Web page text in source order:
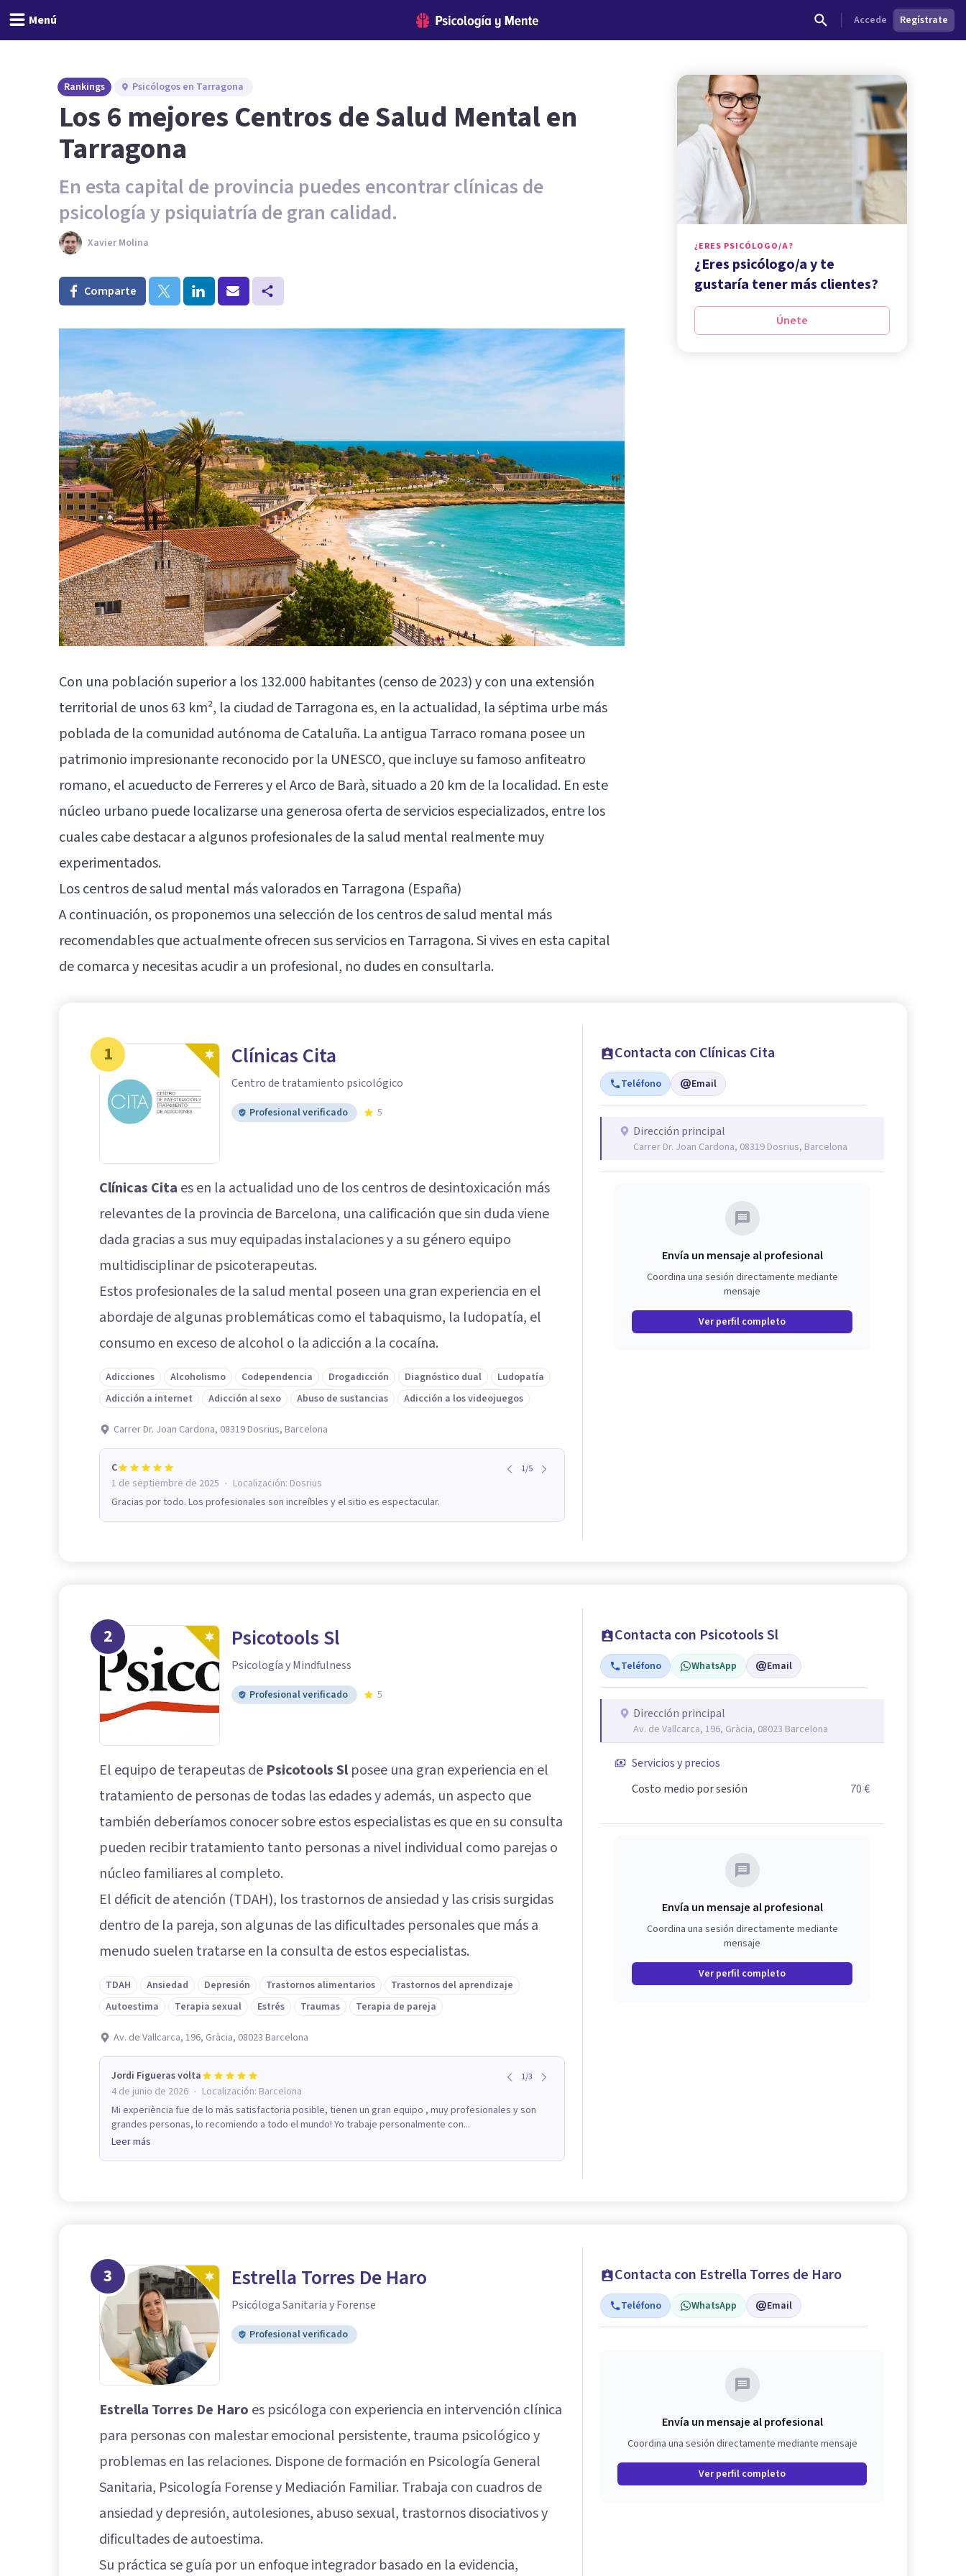
Menú Accede Regístrate
Rankings Psicólogos en Tarragona
Los 6 mejores Centros de Salud Mental en
Tarragona
En esta capital de provincia puedes encontrar clínicas de
psicología y psiquiatría de gran calidad.
Xavier Molina
Comparte
Con una población superior a los 132.000 habitantes (censo de 2023) y con una extensión
territorial de unos 63 km², la ciudad de Tarragona es, en la actualidad, la séptima urbe más
poblada de la comunidad autónoma de Cataluña. La antigua Tarraco romana posee un
patrimonio impresionante reconocido por la UNESCO, que incluye su famoso anfiteatro
romano, el acueducto de Ferreres y el Arco de Barà, situado a 20 km de la localidad. En este
núcleo urbano puede localizarse una generosa oferta de servicios especializados, entre los
cuales cabe destacar a algunos profesionales de la salud mental realmente muy
experimentados.
Los centros de salud mental más valorados en Tarragona (España)
A continuación, os proponemos una selección de los centros de salud mental más
recomendables que actualmente ofrecen sus servicios en Tarragona. Si vives en esta capital
de comarca y necesitas acudir a un profesional, no dudes en consultarla.
¿ERES PSICÓLOGO/A?
¿Eres psicólogo/a y te
gustaría tener más clientes?
Únete
1 Clínicas Cita
Centro de tratamiento psicológico
Profesional verificado 5
Clínicas Cita es en la actualidad uno de los centros de desintoxicación más
relevantes de la provincia de Barcelona, una calificación que sin duda viene
dada gracias a sus muy equipadas instalaciones y a su género equipo
multidisciplinar de psicoterapeutas.
Estos profesionales de la salud mental poseen una gran experiencia en el
abordaje de algunas problemáticas como el tabaquismo, la ludopatía, el
consumo en exceso de alcohol o la adicción a la cocaína.
Adicciones Alcoholismo Codependencia Drogadicción Diagnóstico dual
Ludopatía
Adicción a internet
Adicción al sexo Abuso de sustancias Adicción a los videojuegos
Carrer Dr. Joan Cardona, 08319 Dosrius, Barcelona
C 1/5
1 de septiembre de 2025 · Localización: Dosrius
Gracias por todo. Los profesionales son increíbles y el sitio es espectacular.
Contacta con Clínicas Cita
Teléfono Email
Dirección principal
Carrer Dr. Joan Cardona, 08319 Dosrius, Barcelona
Envía un mensaje al profesional
Coordina una sesión directamente mediante
mensaje
Ver perfil completo
2 Psicotools Sl
Psicología y Mindfulness
Profesional verificado 5
El equipo de terapeutas de Psicotools Slposee una gran experiencia en el
tratamiento de personas de todas las edades y además, un aspecto que
también deberíamos conocer sobre estos especialistas es que en su consulta
pueden recibir tratamiento tanto personas a nivel individual como parejas o
núcleo familiares al completo.
El déficit de atención (TDAH), los trastornos de ansiedad y las crisis surgidas
dentro de la pareja, son algunas de las dificultades personales que más a
menudo suelen tratarse en la consulta de estos especialistas.
TDAH Ansiedad Depresión Trastornos alimentarios
Trastornos del aprendizaje
Autoestima
Terapia sexual Estrés Traumas Terapia de pareja
Av. de Vallcarca, 196, Gràcia, 08023 Barcelona
Jordi Figueras volta 1/3
4 de junio de 2026 · Localización: Barcelona
Mi experiència fue de lo más satisfactoria posible, tienen un gran equipo , muy profesionales y son
grandes personas, lo recomiendo a todo el mundo! Yo trabaje personalmente con...
Leer más
Contacta con Psicotools Sl
Teléfono WhatsApp Email
Dirección principal
Av. de Vallcarca, 196, Gràcia, 08023 Barcelona
Servicios y precios
Costo medio por sesión
70 €
Envía un mensaje al profesional
Coordina una sesión directamente mediante
mensaje
Ver perfil completo
3 Estrella Torres De Haro
Psicóloga Sanitaria y Forense
Profesional verificado
Estrella Torres De Haro es psicóloga con experiencia en intervención clínica
para personas con malestar emocional persistente, trauma psicológico y
problemas en las relaciones. Dispone de formación en Psicología General
Sanitaria, Psicología Forense y Mediación Familiar. Trabaja con cuadros de
ansiedad y depresión, autolesiones, abuso sexual, trastornos disociativos y
dificultades de autoestima.
Su práctica se guía por un enfoque integrador basado en la evidencia,
Contacta con Estrella Torres de Haro
Teléfono WhatsApp Email
Envía un mensaje al profesional
Coordina una sesión directamente mediante mensaje
Ver perfil completo